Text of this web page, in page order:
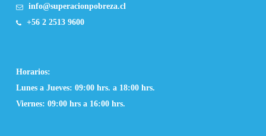
info@superacionpobreza.cl
+56 2 2513 9600
Horarios:
Lunes a Jueves: 09:00 hrs. a 18:00 hrs.
Viernes: 09:00 hrs a 16:00 hrs.